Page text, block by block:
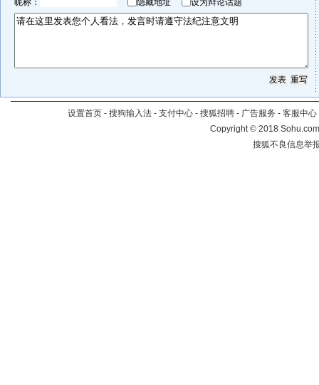
昵称： 隐藏地址 设为辩论话题
设置首页 - 搜狗输入法 - 支付中心 - 搜狐招聘 - 广告服务 - 客服中心
Copyright©2018
搜狐不良信息举